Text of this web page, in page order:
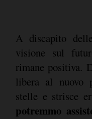
A discapito
visione sul
rimane positiva.
libera al nuovo
stelle e strisce
potremmo